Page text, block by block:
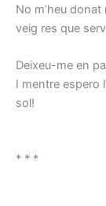
No m’heu
veig res que
Deixeu-me en
I mentre espero
sol!
* * *